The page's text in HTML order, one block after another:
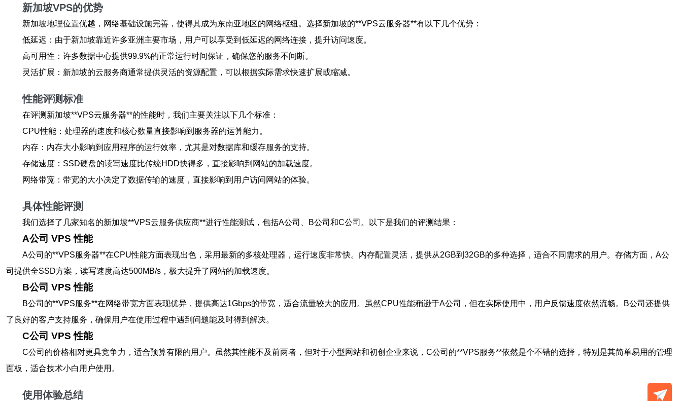
新加坡VPS的优势
新加坡地理位置优越，网络基础设施完善，使得其成为东南亚地区的网络枢纽。选择新加坡的**VPS云服务器**有以下几个优势：
低延迟：由于新加坡靠近许多亚洲主要市场，用户可以享受到低延迟的网络连接，提升访问速度。
高可用性：许多数据中心提供99.9%的正常运行时间保证，确保您的服务不间断。
灵活扩展：新加坡的云服务商通常提供灵活的资源配置，可以根据实际需求快速扩展或缩减。
性能评测标准
在评测新加坡**VPS云服务器**的性能时，我们主要关注以下几个标准：
CPU性能：处理器的速度和核心数量直接影响到服务器的运算能力。
内存：内存大小影响到应用程序的运行效率，尤其是对数据库和缓存服务的支持。
存储速度：SSD硬盘的读写速度比传统HDD快得多，直接影响到网站的加载速度。
网络带宽：带宽的大小决定了数据传输的速度，直接影响到用户访问网站的体验。
具体性能评测
我们选择了几家知名的新加坡**VPS云服务供应商**进行性能测试，包括A公司、B公司和C公司。以下是我们的评测结果：
A公司 VPS 性能
A公司的**VPS服务器**在CPU性能方面表现出色，采用最新的多核处理器，运行速度非常快。内存配置灵活，提供从2GB到32GB的多种选择，适合不同需求的用户。存储方面，A公
司提供全SSD方案，读写速度高达500MB/s，极大提升了网站的加载速度。
B公司 VPS 性能
B公司的**VPS服务**在网络带宽方面表现优异，提供高达1Gbps的带宽，适合流量较大的应用。虽然CPU性能稍逊于A公司，但在实际使用中，用户反馈速度依然流畅。B公司还提供
了良好的客户支持服务，确保用户在使用过程中遇到问题能及时得到解决。
C公司 VPS 性能
C公司的价格相对更具竞争力，适合预算有限的用户。虽然其性能不及前两者，但对于小型网站和初创企业来说，C公司的**VPS服务**依然是个不错的选择，特别是其简单易用的管理
面板，适合技术小白用户使用。
使用体验总结